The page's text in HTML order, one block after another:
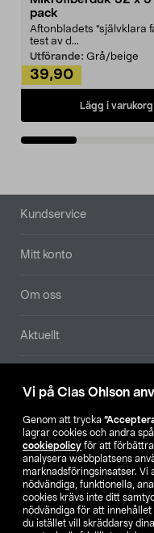
Vi på Clas Ohlson
Genom att trycka
lagrar cookies och andra
cookiepolicy för att förbättra
analysera webbplatsens
marknadsföringsinsatser. Vi
nödvändiga, funktionella,
cookies krävs inte ditt
nödvändiga för att
du istället vill skräddarsy
pack
Aftonbladets "självklara
test av d...
Utförande: Grå/beige
39,90
Lägg i varukorg
Sidfot
Kundservice
Mitt konto
Om oss
Aktuellt